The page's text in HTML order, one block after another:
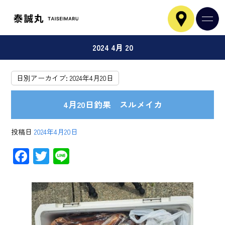
2024 4月 20
日別アーカイブ:2024年4月20日
4月20日釣果 スルメイカ
投稿日 2024年4月20日
F
e
b
T
tt
er